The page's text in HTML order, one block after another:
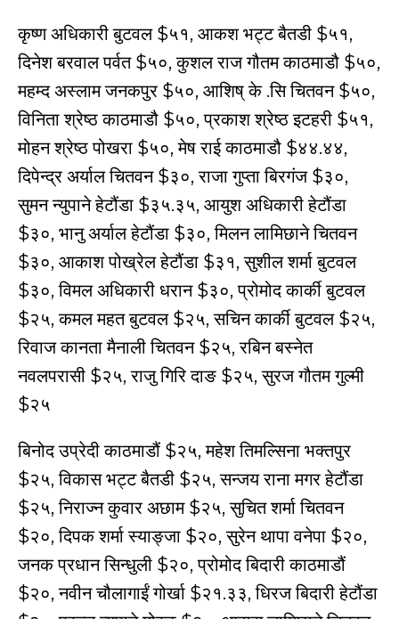
कृष्ण अधिकारी बुटवल $५१, आकश भट्ट बैतडी $५१,
दिनेश बरवाल पर्वत $५०, कुशल राज गौतम काठमाडौ $५०,
महम्द अस्लाम जनकपुर $५०, आशिष् के .सि चितवन $५०,
विनिता श्रेष्ठ काठमाडौ $५०, प्रकाश श्रेष्ठ इटहरी $५१,
मोहन श्रेष्ठ पोखरा $५०, मेष राई काठमाडौ $४४.४४,
दिपेन्द्र अर्याल चितवन $३०, राजा गुप्ता बिरगंज $३०,
सुमन न्युपाने हेटौंडा $३५.३५, आयुश अधिकारी हेटौंडा
$३०, भानु अर्याल हेटौंडा $३०, मिलन लामिछाने चितवन
$३०, आकाश पोख्रेल हेटौंडा $३१, सुशील शर्मा बुटवल
$३०, विमल अधिकारी धरान $३०, प्रोमोद कार्की बुटवल
$२५, कमल महत बुटवल $२५, सचिन कार्की बुटवल $२५,
रिवाज कानता मैनाली चितवन $२५, रबिन बस्नेत
नवलपरासी $२५, राजु गिरि दाङ $२५, सुरज गौतम गुल्मी
$२५
बिनोद उप्रेदी काठमाडौं $२५, महेश तिमल्सिना भक्तपुर
$२५, विकास भट्ट बैतडी $२५, सन्जय राना मगर हेटौंडा
$२५, निराज्न कुवार अछाम $२५, सुचित शर्मा चितवन
$२०, दिपक शर्मा स्याङ्जा $२०, सुरेन थापा वनेपा $२०,
जनक प्रधान सिन्धुली $२०, प्रोमोद बिदारी काठमाडौं
$२०, नवीन चौलागाईं गोर्खा $२१.३३, धिरज बिदारी हेटौंडा